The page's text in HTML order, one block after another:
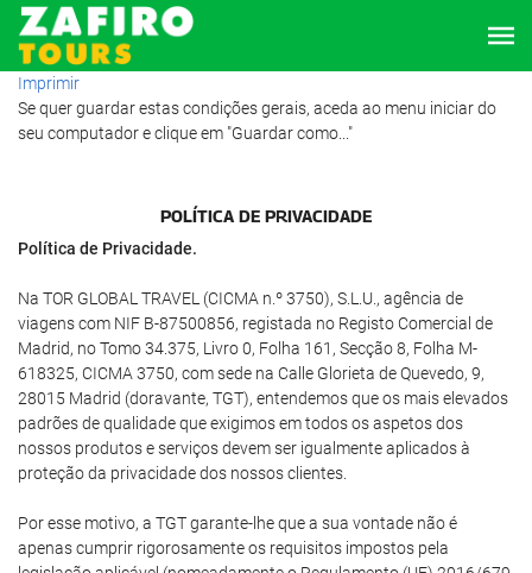
Imprimir
Se quer guardar estas condições gerais, aceda ao menu iniciar do
seu computador e clique em "Guardar como..."
POLÍTICA DE PRIVACIDADE
Política de Privacidade.
Na TOR GLOBAL TRAVEL (CICMA n.º 3750), S.L.U., agência de
viagens com NIF B-87500856, registada no Registo Comercial de
Madrid, no Tomo 34.375, Livro 0, Folha 161, Secção 8, Folha M-
618325, CICMA 3750, com sede na Calle Glorieta de Quevedo, 9,
28015 Madrid (doravante, TGT), entendemos que os mais elevados
padrões de qualidade que exigimos em todos os aspetos dos
nossos produtos e serviços devem ser igualmente aplicados à
proteção da privacidade dos nossos clientes.
Por esse motivo, a TGT garante-lhe que a sua vontade não é
apenas cumprir rigorosamente os requisitos impostos pela